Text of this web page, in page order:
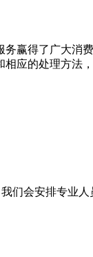
赢得了广大消
应的处理方法
们会安排专业人